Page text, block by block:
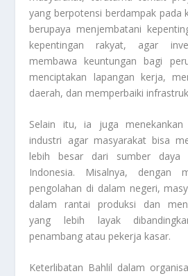
yang berpotensi berdampak pada
berupaya menjembatani
kepentingan rakyat, agar
membawa keuntungan bagi
menciptakan lapangan kerja,
daerah, dan memperbaiki
Selain itu, ia juga menekankan
industri agar masyarakat bisa
lebih besar dari sumber
Indonesia. Misalnya, dengan
pengolahan di dalam negeri,
dalam rantai produksi dan
yang lebih layak
penambang atau pekerja kasar.
Keterlibatan Bahlil dalam